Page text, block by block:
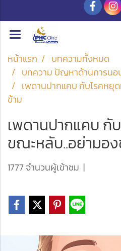
หน้าแรก
บทความทั้งหมด
บทความ ปัญหาด้านการนอ
เพดานปากแคบ กับโรคหยุ
ข้าม
เพดานปากแคบ กั
ขณะหลับ..อย่ามอ
1777 จำนวนผู้เข้าชม |